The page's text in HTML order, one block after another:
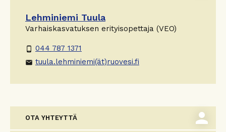
Lehminiemi Tuula
Varhaiskasvatuksen erityisopettaja (VEO)
phone_android 044 787 1371
email tuula.lehminiemi(ät)ruovesi.fi
OTA YHTEYTTÄ person